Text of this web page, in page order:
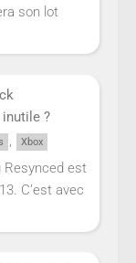
son lot
inutile ?
, Xbox
Resynced est
C’est avec